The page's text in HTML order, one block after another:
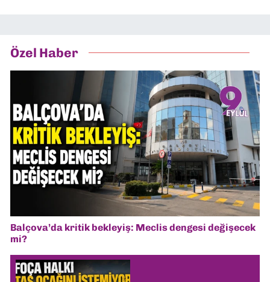
Özel Haber
Balçova’da kritik bekleyiş: Meclis dengesi değişecek
mi?